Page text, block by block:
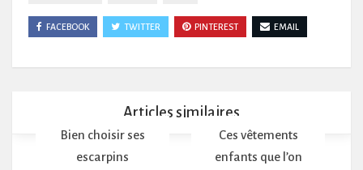
FACEBOOK TWITTER PINTEREST EMAIL
Articles similaires
Bien choisir ses
escarpins
Ces vêtements
enfants que l’on